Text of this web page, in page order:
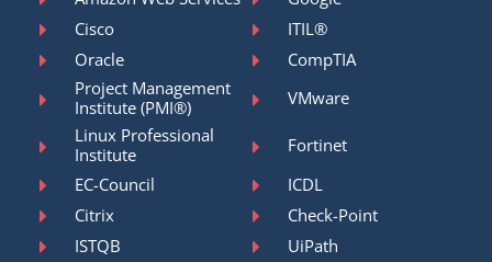
Cisco
ITIL®
Oracle
CompTIA
Project Management
Institute (PMI®)
VMware
Linux Professional
Institute
Fortinet
EC-Council
ICDL
Citrix
Check-Point
ISTQB
UiPath